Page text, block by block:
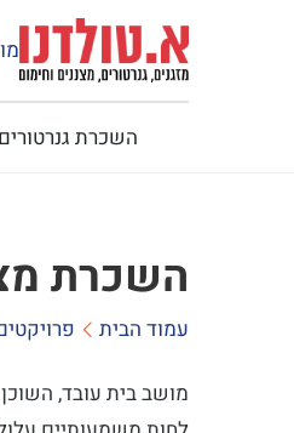
השכרת גנרטורים
השכרת
עמוד הבית
מושב בית עובד,